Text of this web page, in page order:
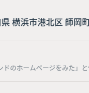
横浜市港北区 師岡
ドのホームページをみた」